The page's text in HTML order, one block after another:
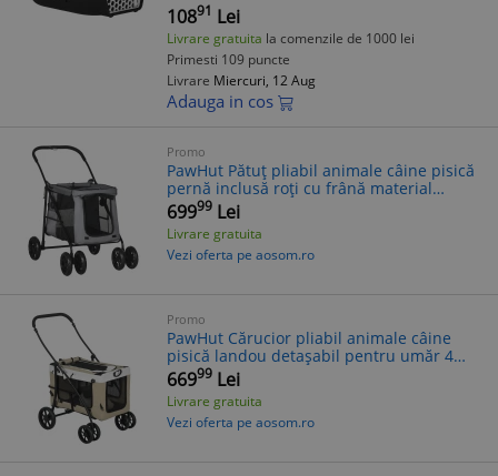
10891 Lei
Livrare gratuita la comenzile de 1000 lei
Primesti 109 puncte
Livrare Miercuri, 12 Aug
Adauga in cos
Promo
PawHut Pătuț pliabil animale câine pisică
pernă inclusă roți cu frână material
Oxford 600D 102 x 62 x 105 cm gri |
Aosom Romania
69999 Lei
Livrare gratuita
Vezi oferta pe aosom.ro
Promo
PawHut Cărucior pliabil animale câine
pisică landou detașabil pentru umăr 4
roți 81 x 58 x 97,5 cm kaki | Aosom
Romania
66999 Lei
Livrare gratuita
Vezi oferta pe aosom.ro